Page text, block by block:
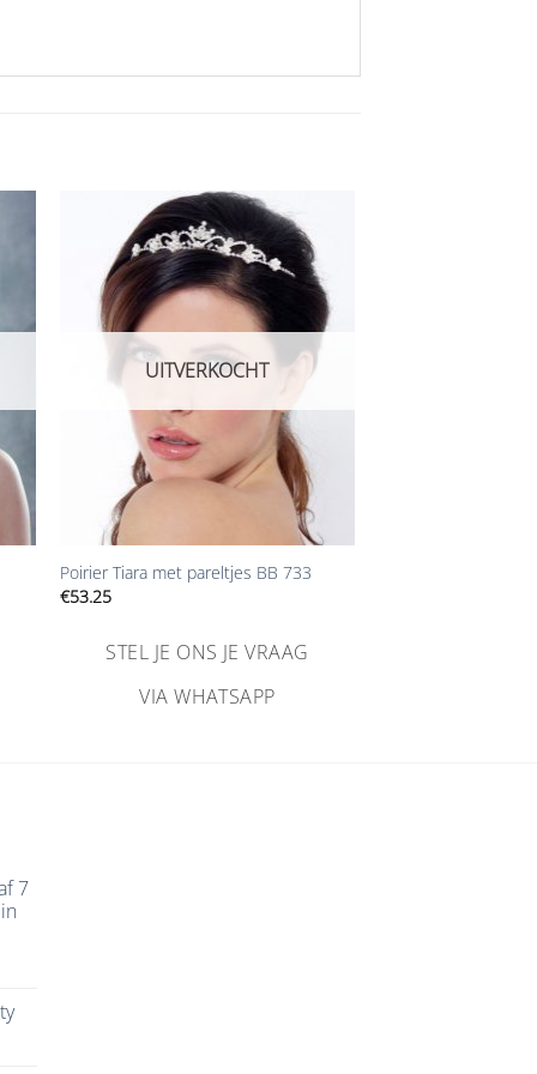
Aan
verlanglijst
toevoegen
UITVERKOCHT
Poirier Tiara met pareltjes BB 733
€53.25
STEL JE ONS JE VRAAG
VIA WHATSAPP
7